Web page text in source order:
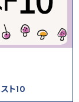
ト10